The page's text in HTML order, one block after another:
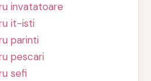
invatatoare
it-isti
parinti
pescari
sefi